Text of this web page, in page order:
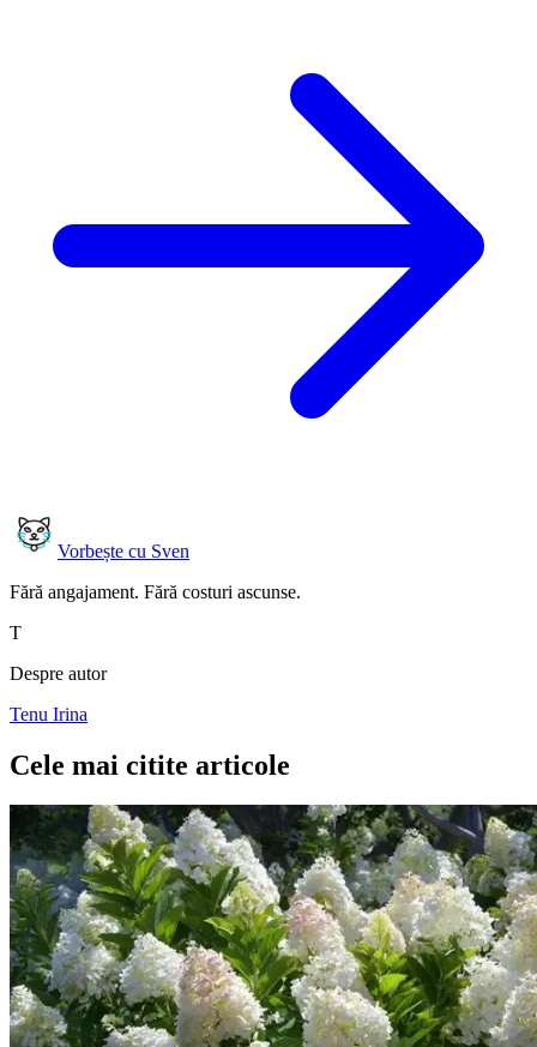
Vorbește cu Sven
Fără angajament. Fără costuri ascunse.
T
Despre autor
Tenu Irina
Cele mai citite articole